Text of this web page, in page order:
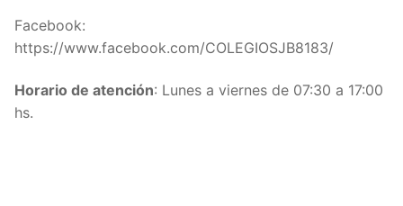
Facebook:
https://www.facebook.com/COLEGIOSJB8183/
Horario de atención: Lunes a viernes de 07:30 a 17:00
hs.